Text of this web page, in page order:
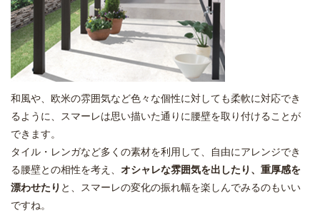
和風や、欧米の雰囲気など色々な個性に対しても柔軟に対応でき
るように、スマーレは思い描いた通りに腰壁を取り付けることが
できます。
タイル・レンガなど多くの素材を利用して、自由にアレンジでき
る腰壁との相性を考え、 オシャレな雰囲気を出したり、重厚感を
漂わせたり と、スマーレの変化の振れ幅を楽しんでみるのもいい
ですね。